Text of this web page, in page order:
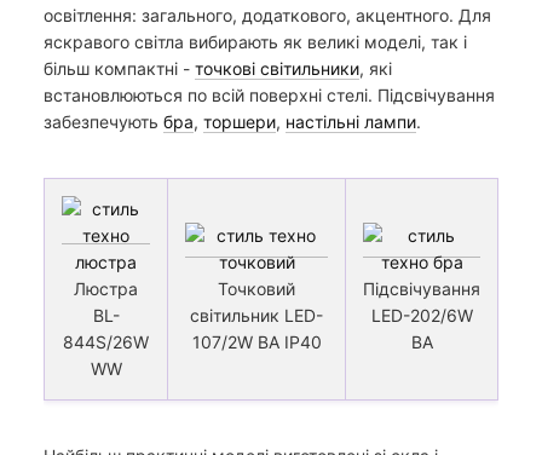
освітлення: загального, додаткового, акцентного. Для
яскравого світла вибирають як великі моделі, так і
більш компактні - точкові світильники, які
встановлюються по всій поверхні стелі. Підсвічування
забезпечують бра, торшери, настільні лампи.
Люстра
BL-
844S/26W
WW
Точковий
світильник LED-
107/2W BA IP40
Підсвічування
LED-202/6W
BA